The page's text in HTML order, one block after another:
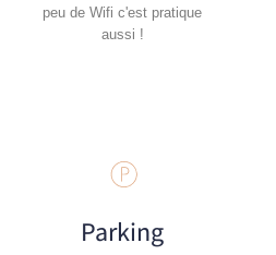
peu de Wifi c'est pratique
aussi !
Parking